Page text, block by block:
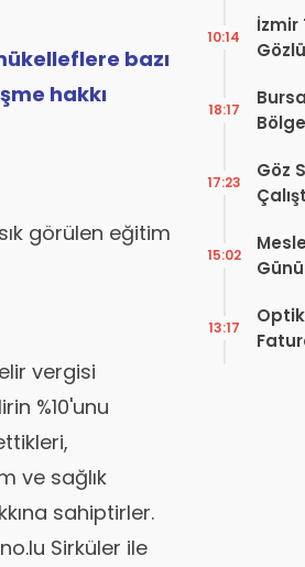
bazı
hakkı
görülen eğitim
vergisi
%10'unu
ve sağlık
sahiptirler.
Sirküler ile
İzmir
10:14
18:17
Göz
17:23
15:02
13:17